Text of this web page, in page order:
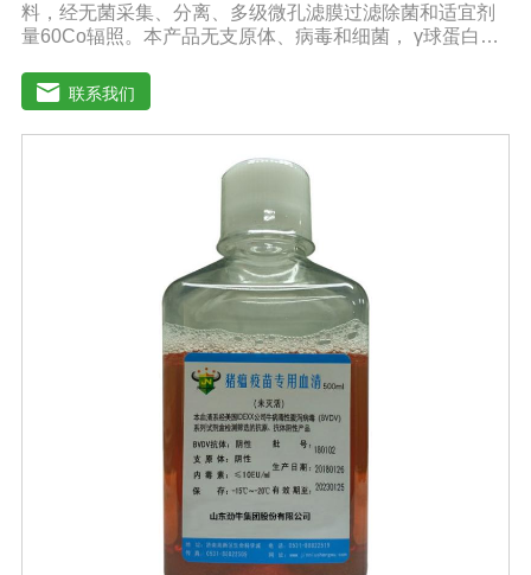
料，经无菌采集、分离、多级微孔滤膜过滤除菌和适宜剂
量60Co辐照。本产品无支原体、病毒和细菌， γ球蛋白含
促进细胞增殖作用。适用于多种细胞株的培养、扩增及单
克隆抗体的制备和疫苗的研制及生产。质量标准：符合
《中华人民共和国药典》2020版、《中华人民共和国兽药
典》2020版质量标准。规格：500ml/瓶、1000ml/瓶保
存：-15℃―-20℃有效期：5年注意事项：1、解冻：采用
逐步解冻法（ -20℃→2-8℃→ 室温），可减少沉淀的产生
使血清质量不会受到影响。
联系我们